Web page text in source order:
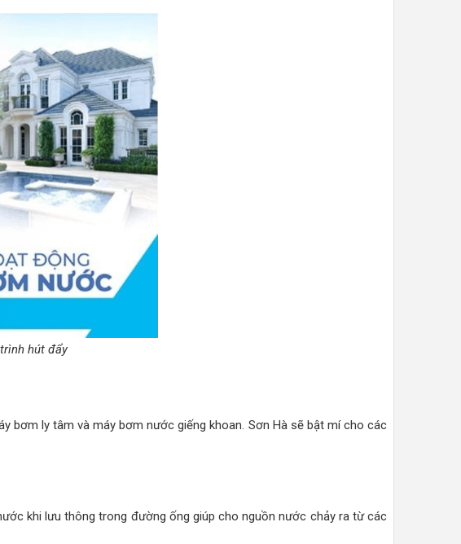
hút đẩy
bơm ly tâm và máy bơm nước giếng khoan. Sơn Hà sẽ bật mí cho các
khi lưu thông trong đường ống giúp cho nguồn nước chảy ra từ các